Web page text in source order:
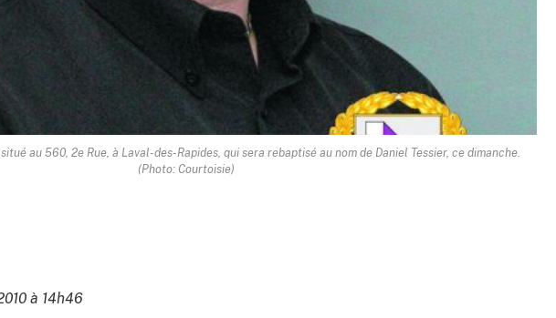
au 560, 2e Rue, à Laval-des-Rapides, qui sera rebaptisé au nom de Daniel Tessier, ce dimanche.
(Photo: Courtoisie)
à 14h46